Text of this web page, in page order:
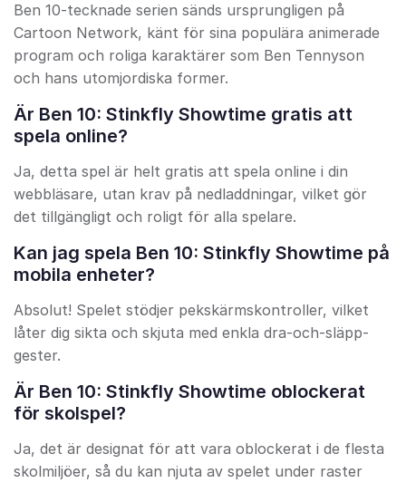
Ben 10-tecknade serien sänds ursprungligen på
Cartoon Network, känt för sina populära animerade
program och roliga karaktärer som Ben Tennyson
och hans utomjordiska former.
Är Ben 10: Stinkfly Showtime gratis att
spela online?
Ja, detta spel är helt gratis att spela online i din
webbläsare, utan krav på nedladdningar, vilket gör
det tillgängligt och roligt för alla spelare.
Kan jag spela Ben 10: Stinkfly Showtime på
mobila enheter?
Absolut! Spelet stödjer pekskärmskontroller, vilket
låter dig sikta och skjuta med enkla dra-och-släpp-
gester.
Är Ben 10: Stinkfly Showtime oblockerat
för skolspel?
Ja, det är designat för att vara oblockerat i de flesta
skolmiljöer, så du kan njuta av spelet under raster